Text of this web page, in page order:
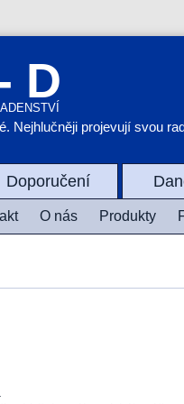
D
Nejhlučněji projevují svou
Doporučení
O nás Produkty